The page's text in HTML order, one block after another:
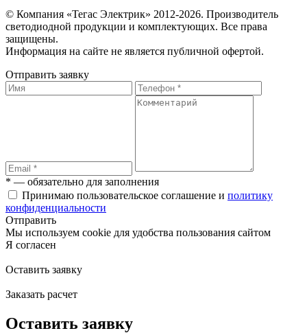
© Компания «Тегас Электрик» 2012-2026. Производитель
светодиодной продукции и комплектующих. Все права
защищены.
Информация на сайте не является публичной офертой.
Отправить заявку
* — обязательно для заполнения
Принимаю пользовательское соглашение и политику
конфиденциальности
Отправить
Мы используем cookie для удобства пользования сайтом
Я согласен
Оставить заявку
Заказать расчет
Оставить заявку